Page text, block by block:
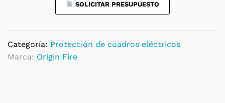
SOLICITAR PRESUPUESTO
Categoría: Protección de cuadros eléctricos
Marca: Origin Fire